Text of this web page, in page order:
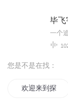
毕飞
您是不是在找：
欢迎来到探奇